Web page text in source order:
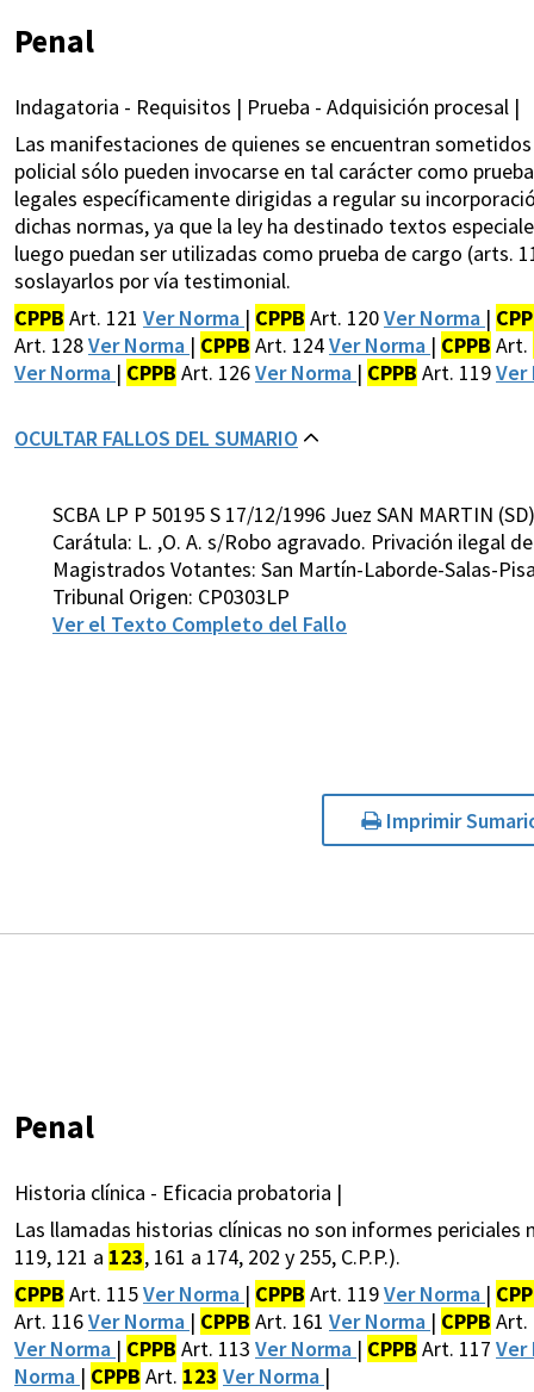
Penal
Indagatoria - Requisitos | Prueba - Adquisición procesal |
Las manifestaciones de quienes se encuentran
policial sólo pueden invocarse en tal carácter como
legales específicamente dirigidas a regular su
dichas normas, ya que la ley ha destinado textos
luego puedan ser utilizadas como prueba de cargo (arts.
soslayarlos por vía testimonial.
CPPB Art. 121 Ver Norma | CPPB Art. 120Ver Norma |
Art. 128Ver Norma | CPPB Art. 124Ver Norma | CPPB Art.
Ver Norma | CPPB Art. 126Ver Norma | CPPB Art. 119Ver
OCULTAR FALLOS DEL SUMARIO
SCBA LP P 50195 S 17/12/1996 Juez SAN MARTIN (SD)
Carátula: L. ,O. A. s/Robo agravado. Privación ilegal
Magistrados Votantes: San Martín-Laborde-Salas-
Tribunal Origen: CP0303LP
Ver el Texto Completo del Fallo
Imprimir
Penal
Historia clínica - Eficacia probatoria |
Las llamadas historias clínicas no son informes
119, 121 a 123, 161 a 174, 202 y 255, C.P.P.).
CPPB Art. 115Ver Norma | CPPB Art. 119Ver Norma |
Art. 116Ver Norma | CPPB Art. 161 Ver Norma | CPPB Art.
Ver Norma | CPPB Art. 113 Ver Norma | CPPB Art. 117 Ver
Norma | CPPB Art. 123 Ver Norma |